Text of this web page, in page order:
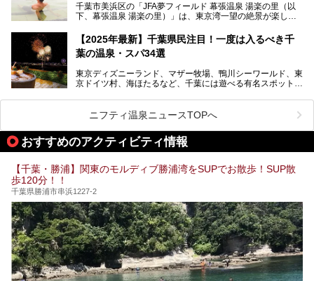
ださい。
提供元：花王株式会社【PR】
この記事は花王株式会社商品のPRレポート記事です。
千葉市美浜区の「JFA夢フィールド 幕張温泉 湯楽の里（以
下、幕張温泉 湯楽の里）」は、東京湾一望の絶景が楽しめ
設備も天然温泉の露天風呂、サウナ、岩盤浴のほか、高濃度
炭酸泉、海の見えるお休み処や食事処、展望抜群の屋上ま
で、年代を問わずたっぷり楽しめます。
今回は人気のこの施設の中でも、特におススメしたい3つの
ポイントについて厳選してお届けします。読めばきっと、行
【2025年最新】千葉県民注目！一度は入るべき千
葉の温泉・スパ34選
東京ディズニーランド、マザー牧場、鴨川シーワールド、東
京ドイツ村、海ほたるなど、千葉には遊べる有名スポットが
県で生まれ、千葉県で育ち、つい最近まで千葉在住だった私
がお勧めする、一度は入るべき千葉の温泉・スパ34選をま
とめました。
ニフティ温泉ニュースTOPへ
おすすめのアクティビティ情報
【千葉・勝浦】関東のモルディブ勝浦湾をSUPでお散歩！SUP散
歩120分！！
千葉県勝浦市串浜1227-2